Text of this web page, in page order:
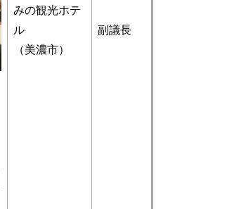
みの観光ホテ
ル
（美濃市）
副議長